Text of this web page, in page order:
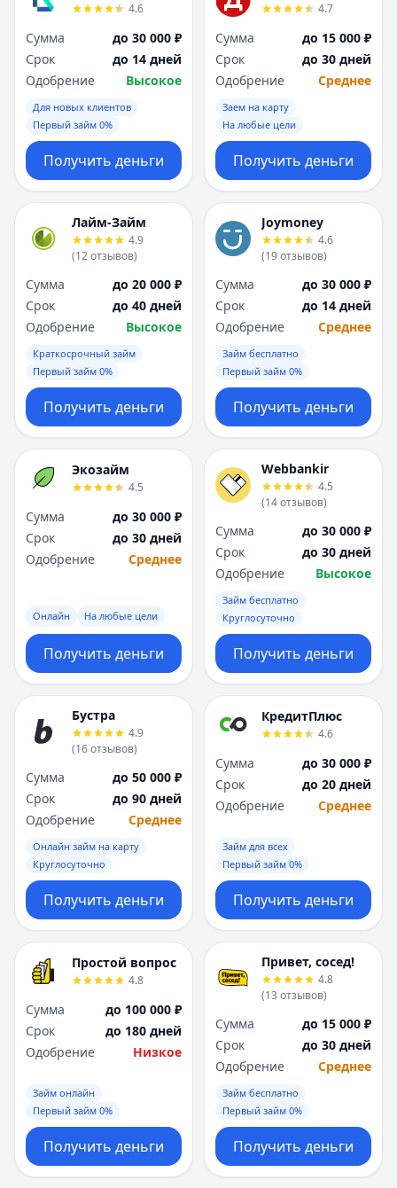
4.6
Сумма
до 30 000 ₽
Срок
до 14 дней
Одобрение
Высокое
Для новых клиентов
Первый займ 0%
Получить деньги
4.7
Сумма
до 15 000 ₽
Срок
до 30 дней
Одобрение
Среднее
Заем на карту
На любые цели
Получить деньги
Лайм-Займ
4.9
(12отзывов)
Сумма
до 20 000 ₽
Срок
до 40 дней
Одобрение
Высокое
Краткосрочный займ
Первый займ 0%
Получить деньги
Joymoney
4.6
(19отзывов)
Сумма
до 30 000 ₽
Срок
до 14 дней
Одобрение
Среднее
Займ бесплатно
Первый займ 0%
Получить деньги
Экозайм
4.5
Сумма
до 30 000 ₽
Срок
до 30 дней
Одобрение
Среднее
Онлайн На любые цели
Получить деньги
Webbankir
4.5
(14отзывов)
Сумма
до 30 000 ₽
Срок
до 30 дней
Одобрение
Высокое
Займ бесплатно
Круглосуточно
Получить деньги
Бустра
4.9
(16отзывов)
Сумма
до 50 000 ₽
Срок
до 90 дней
Одобрение
Среднее
Онлайн займ на карту
Круглосуточно
Получить деньги
КредитПлюс
4.6
Сумма
до 30 000 ₽
Срок
до 20 дней
Одобрение
Среднее
Займ для всех
Первый займ 0%
Получить деньги
Простой вопрос
4.8
Сумма
до 100 000 ₽
Срок
до 180 дней
Одобрение
Низкое
Займ онлайн
Первый займ 0%
Получить деньги
Привет, сосед!
4.8
(13 отзывов)
Сумма
до 15 000 ₽
Срок
до 30 дней
Одобрение
Среднее
Займ бесплатно
Первый займ 0%
Получить деньги